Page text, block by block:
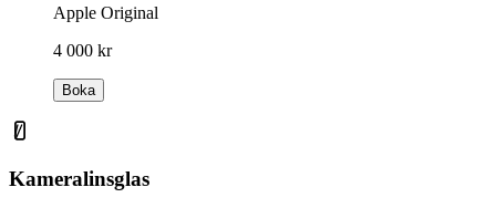
Apple Original
4 000 kr
Boka
Kameralinsglas